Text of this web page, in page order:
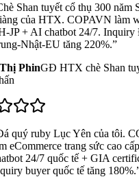
Shan tuyết cổ thụ 300 năm
của HTX. COPAVN làm
JP + AI chatbot 24/7.
Nhật-EU tăng 220%.”
PhinGĐ HTX chè Shan
quý ruby Lục Yên của tôi.
eCommerce trang sức cao
24/7 quốc tế + GIA
buyer quốc tế tăng 180%.